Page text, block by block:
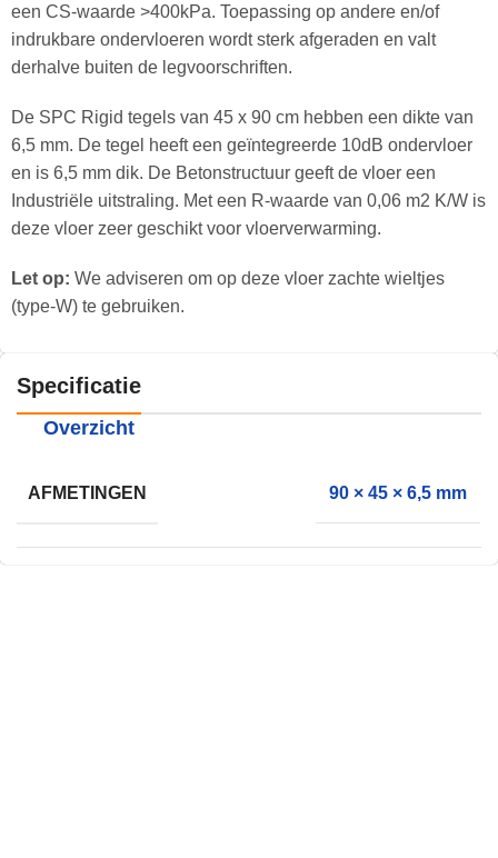
een CS-waarde >400kPa. Toepassing op andere en/of
indrukbare ondervloeren wordt sterk afgeraden en valt
derhalve buiten de legvoorschriften.
De SPC Rigid tegels van 45 x 90 cm hebben een dikte van
6,5 mm. De tegel heeft een geïntegreerde 10dB ondervloer
en is 6,5 mm dik. De Betonstructuur geeft de vloer een
Industriële uitstraling. Met een R-waarde van 0,06 m2 K/W is
deze vloer zeer geschikt voor vloerverwarming.
Let op: We adviseren om op deze vloer zachte wieltjes
(type-W) te gebruiken.
Specificatie
Overzicht
AFMETINGEN 90 × 45 × 6,5 mm